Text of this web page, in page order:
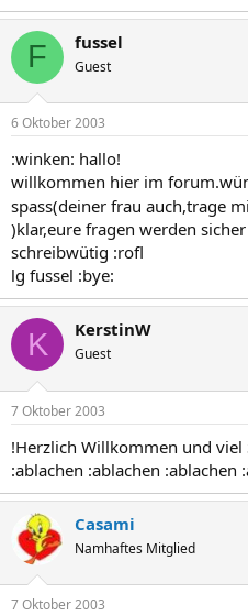
F fussel
Guest
6 Oktober 2003
:winken: hallo!
willkommen hier im
spass(deiner frau auch,trage
)klar,eure fragen werden
schreibwütig :rofl
lg fussel :bye:
K KerstinW
Guest
7 Oktober 2003
!Herzlich Willkommen und viel
:ablachen :ablachen :ablachen
Casami
Namhaftes Mitglied
7 Oktober 2003